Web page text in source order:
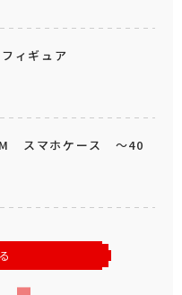
ギュア
スマホケース ～40